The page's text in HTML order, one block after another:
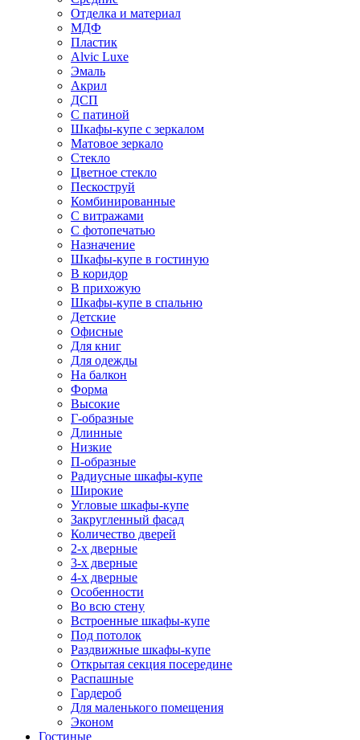
Отделка и материал
МДФ
Пластик
Alvic Luxe
Эмаль
Акрил
ДСП
С патиной
Шкафы-купе с зеркалом
Матовое зеркало
Стекло
Цветное стекло
Пескоструй
Комбинированные
С витражами
С фотопечатью
Назначение
Шкафы-купе в гостиную
В коридор
В прихожую
Шкафы-купе в спальню
Детские
Офисные
Для книг
Для одежды
На балкон
Форма
Высокие
Г-образные
Длинные
Низкие
П-образные
Радиусные шкафы-купе
Широкие
Угловые шкафы-купе
Закругленный фасад
Количество дверей
2-х дверные
3-х дверные
4-х дверные
Особенности
Во всю стену
Встроенные шкафы-купе
Под потолок
Раздвижные шкафы-купе
Открытая секция посередине
Распашные
Гардероб
Для маленького помещения
Эконом
Гостиные